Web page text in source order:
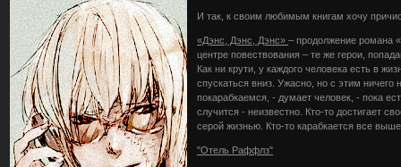
И так, к своим любимым книгам хочу
«Дэнс, Дэнс, Дэнс»– продолжение романа
центре повествования – те же герои,
Как ни крути, у каждого человека есть в
спускаться вниз. Ужасно, но с этим
покарабкаемся, - думает человек, - пока
случится - неизвестно. Кто-то достигает
серой жизнью. Кто-то карабкается все
"Отель Раффлз"